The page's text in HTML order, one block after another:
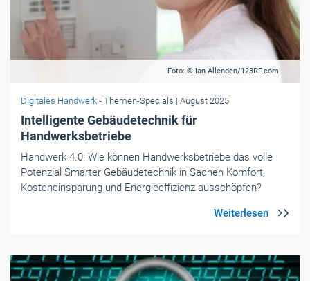
Foto: © Ian Allenden/123RF.com
Digitales Handwerk - Themen-Specials | August 2025
Intelligente Gebäudetechnik für
Handwerksbetriebe
Handwerk 4.0: Wie können Handwerksbetriebe das volle
Potenzial Smarter Gebäudetechnik in Sachen Komfort,
Kosteneinsparung und Energieeffizienz ausschöpfen?